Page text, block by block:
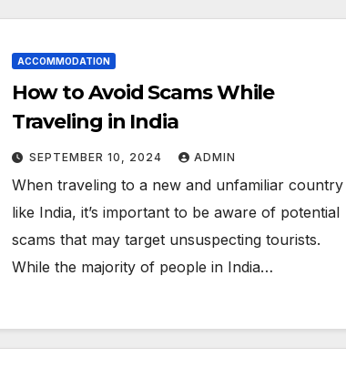
ACCOMMODATION
How to Avoid Scams While
Traveling in India
SEPTEMBER 10, 2024 ADMIN
When traveling to a new and unfamiliar country
like India, it’s important to be aware of potential
scams that may target unsuspecting tourists.
While the majority of people in India…